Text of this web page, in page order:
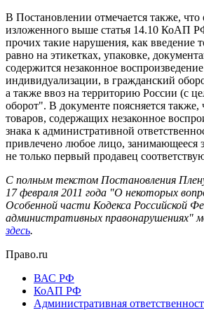
В Постановлении отмечается также, что
изложенного выше статья 14.10 КоАП
прочих такие нарушения, как введение
равно на этикетках, упаковке,
содержится незаконное воспроизведение
индивидуализации, в гражданский
а также ввоз на территорию России (с
оборот". В документе поясняется также,
товаров, содержащих незаконное
знака к административной
привлечено любое лицо, занимающееся
не только первый продавец
С полным текстом Постановления
17 февраля 2011 года "О некоторых
Особенной части Кодекса Российской
административных правонарушениях"
здесь.
Право.ru
ВАС РФ
КоАП РФ
Административная